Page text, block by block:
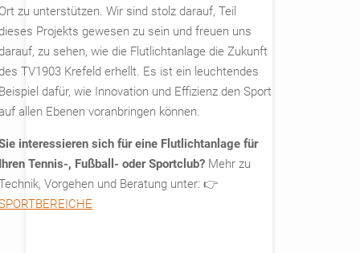
zu unterstützen. Wir sind stolz darauf, Teil
Projekts gewesen zu sein und freuen uns
zu sehen, wie die Flutlichtanlage die Zukunft
TV1903 Krefeld erhellt. Es ist ein leuchtendes
dafür, wie Innovation und Effizienz den Sport
allen Ebenen voranbringen können.
interessieren sich für eine Flutlichtanlage für
Tennis-, Fußball- oder Sportclub? Mehr zu
Vorgehen und Beratung unter: 👉